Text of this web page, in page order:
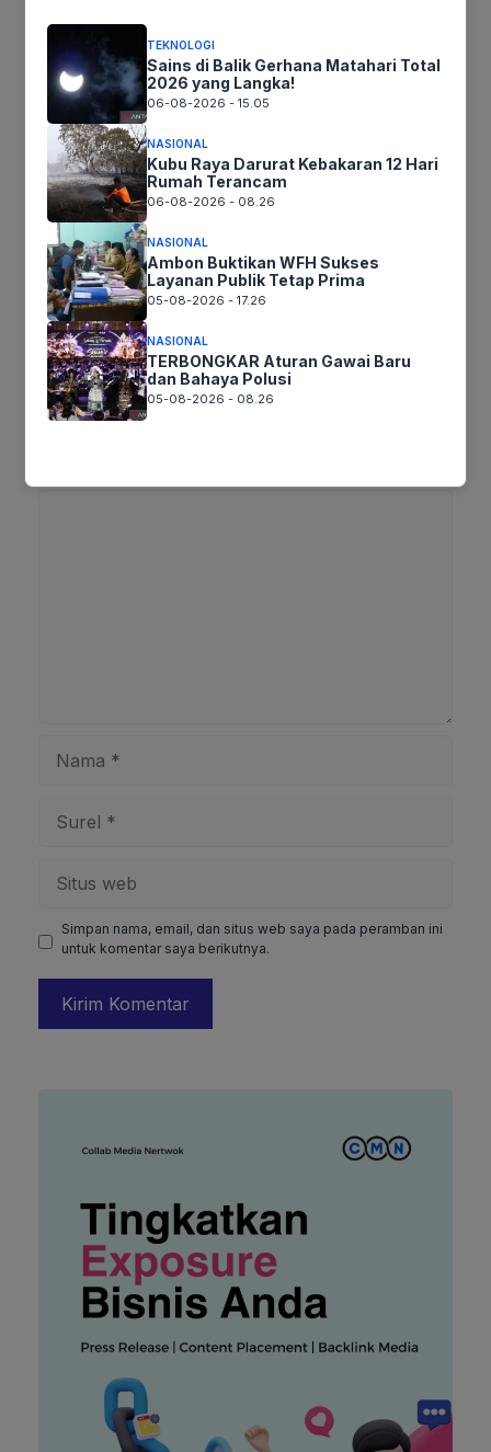
telah sukses menjadi mercusuar harapan bagi
masa depan Jakarta yang lebih baik.
Jika keberatan atau harus diedit baik
Artikel maupun foto Silahkan
Terima Kasih
Tags:
Ikuti kami :
web
Simpan nama, email, dan situs web saya pada peramban ini
untuk komentar saya berikutnya.
TEKNOLOGI
Sains di Balik Gerhana Matahari Total
2026 yang Langka!
06-08-2026 - 15.05
NASIONAL
Kubu Raya Darurat Kebakaran 12 Hari
Rumah Terancam
06-08-2026 - 08.26
NASIONAL
Ambon Buktikan WFH Sukses
Layanan Publik Tetap Prima
05-08-2026 - 17.26
NASIONAL
TERBONGKAR Aturan Gawai Baru
dan Bahaya Polusi
05-08-2026 - 08.26